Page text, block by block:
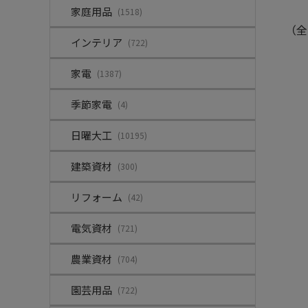
家庭用品 (1518)
インテリア (722)
家電 (1387)
季節家電 (4)
日曜大工 (10195)
建築資材 (300)
リフォーム (42)
電気資材 (721)
農業資材 (704)
園芸用品 (722)
（